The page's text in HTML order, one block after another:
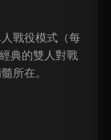
戰役模式（每
典的雙人對戰
所在。